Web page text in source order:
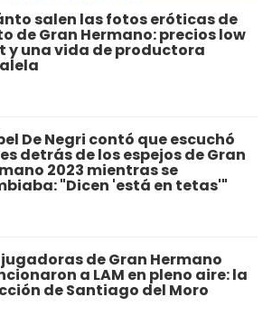
salen las fotos eróticas de
de Gran Hermano: precios low
y una vida de productora
De Negri contó que escuchó
detrás de los espejos de Gran
2023 mientras se
"Dicen 'está en tetas'"
jugadoras de Gran Hermano
a LAM en pleno aire: la
de Santiago del Moro